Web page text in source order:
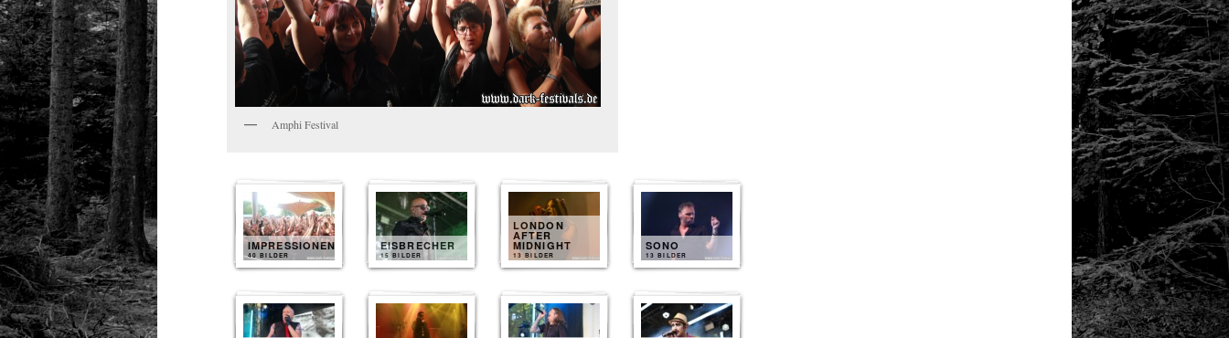
Amphi Festival
IMPRESSIONEN
40 BILDER
EISBRECHER
15 BILDER
LONDON
AFTER
MIDNIGHT
13 BILDER
SONO
13 BILDER